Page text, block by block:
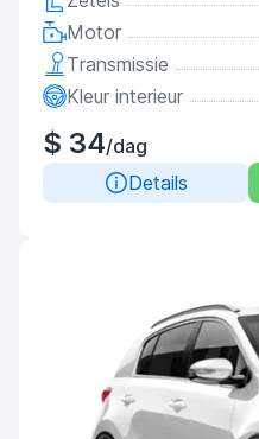
Motor
Transmissie
Kleur interieur
$ 34/dag
Details